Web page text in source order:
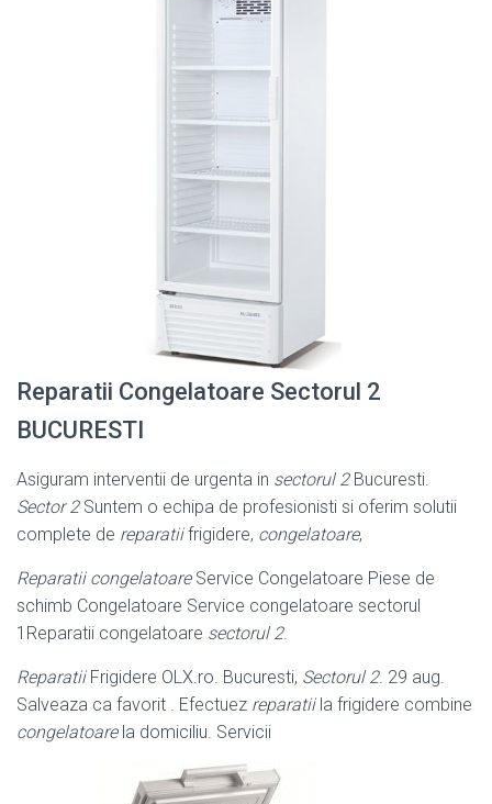
Reparatii Congelatoare Sectorul 2
BUCURESTI
Asiguram interventii de urgenta in sectorul 2Bucuresti.
Sector 2Suntem o echipa de profesionisti si oferim solutii
complete de reparatiifrigidere, congelatoare,
Reparatii congelatoareService Congelatoare Piese de
schimb Congelatoare Service congelatoare sectorul
1Reparatii congelatoare sectorul 2.
ReparatiiFrigidere OLX.ro. Bucuresti, Sectorul 2. 29 aug.
Salveaza ca favorit . Efectuez reparatiila frigidere combine
congelatoarela domiciliu. Servicii